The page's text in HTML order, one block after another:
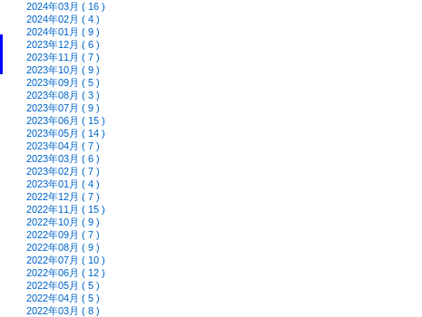
2024年03月 ( 16 )
2024年02月 ( 4 )
2024年01月 ( 9 )
2023年12月 ( 6 )
2023年11月 ( 7 )
2023年10月 ( 9 )
2023年09月 ( 5 )
2023年08月 ( 3 )
2023年07月 ( 9 )
2023年06月 ( 15 )
2023年05月 ( 14 )
2023年04月 ( 7 )
2023年03月 ( 6 )
2023年02月 ( 7 )
2023年01月 ( 4 )
2022年12月 ( 7 )
2022年11月 ( 15 )
2022年10月 ( 9 )
2022年09月 ( 7 )
2022年08月 ( 9 )
2022年07月 ( 10 )
2022年06月 ( 12 )
2022年05月 ( 5 )
2022年04月 ( 5 )
2022年03月 ( 8 )